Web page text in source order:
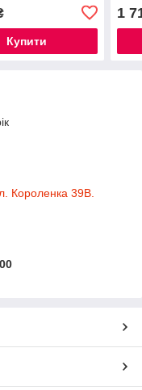
Купити
1
Короленка 39В.